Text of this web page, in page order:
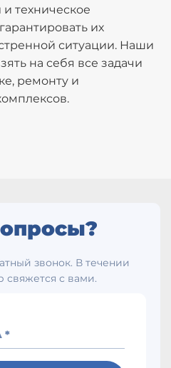
техническое
их
ситуации. Наши
на себя все задачи
ремонту и
звонок. В течении
с вами.
*